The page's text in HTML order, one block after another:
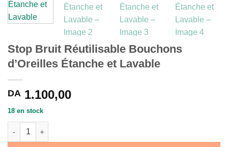
Stop Bruit Réutilisable Bouchons
d’Oreilles Étanche et Lavable
DA 1.100,00
18 en stock
quantité de Stop Bruit Réutilisable Bouchons d'Oreilles